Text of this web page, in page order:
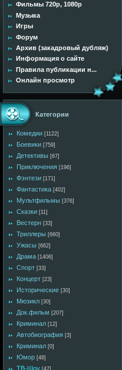
Фильмы 720p, 1080p
Музыка
Игры
Форум
Архив (закадровый дубляж)
Информация о сайте
Правила публикации н...
Онлайн просмотр
Категории
Комедии [1122]
Боевики [759]
Детективы [67]
Приключения [196]
Фэнтези [171]
Фантастика [402]
Мультфильмы [376]
Сказки [11]
Вестерн [33]
Триллеры [660]
Ужасы [662]
Драма [1406]
Спорт [33]
Концерт [23]
Исторические [30]
Мюзикл [30]
Док.фильм [207]
Криминал [12]
Автобиография [3]
Криминал [0]
Юмор [48]
ТВ-Шоу [47]